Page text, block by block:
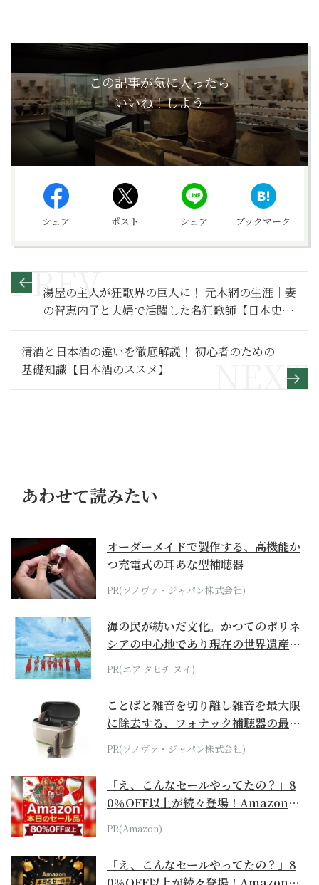
この記事が気に入ったら
いいね！しよう
シェア ポスト シェア ブックマーク
湯屋の主人が狂歌界の巨人に！ 元木網の生涯｜妻
の智恵内子と夫婦で活躍した名狂歌師【日本史人
物伝】
清酒と日本酒の違いを徹底解説！ 初心者のための
基礎知識【日本酒のススメ】
あわせて読みたい
オーダーメイドで製作する、高機能か
つ充電式の耳あな型補聴器
PR(ソノヴァ・ジャパン株式会社)
海の民が紡いだ文化。かつてのポリネ
シアの中心地であり現在の世界遺産か
らみえてくる...
PR(エア タヒチ ヌイ)
ことばと雑音を切り離し雑音を最大限
に除去する、フォナック補聴器の最上
位モデル
PR(ソノヴァ・ジャパン株式会社)
「え、こんなセールやってたの？」8
0％OFF以上が続々登場！Amazonの
本気が...
PR(Amazon)
「え、こんなセールやってたの？」8